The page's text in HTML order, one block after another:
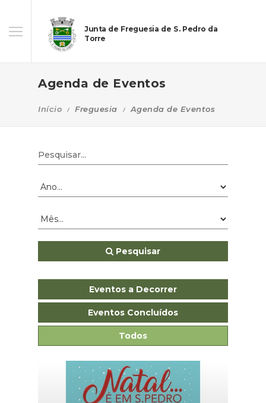
Junta de Freguesia de S. Pedro da
Torre
Agenda de Eventos
Início Freguesia Agenda de Eventos
Pesquisar
Eventos a Decorrer
Eventos Concluídos
Todos